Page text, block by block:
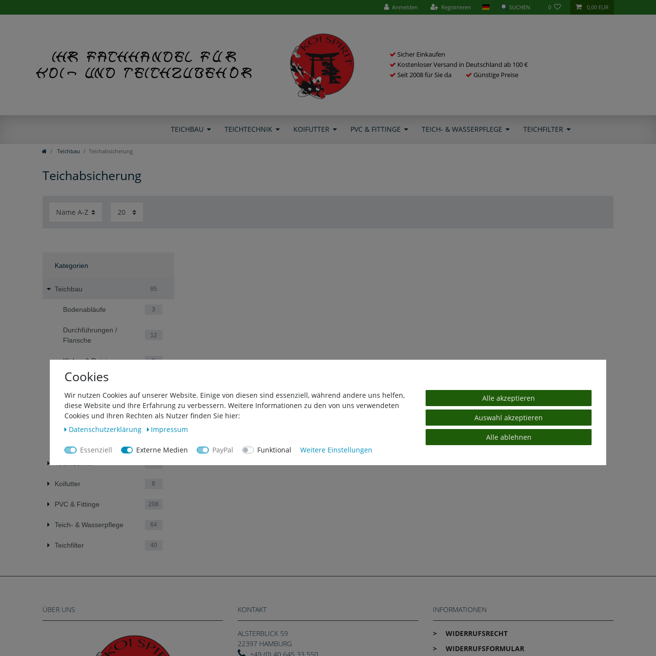
Anmelden Registrieren 0 0,00 EUR
Ihr Fachhandel für
Koi- und Teichzubehör
Sicher Einkaufen
Kostenloser Versand in Deutschland ab 100 €
Seit 2008 für Sie da
Günstige Preise
TEICHBAU TEICHTECHNIK KOIFUTTER PVC & FITTINGE TEICH- & WASSERPFLEGE TEICHFILTER
Teichbau Teichabsicherung
Teichabsicherung
Kategorien
Teichbau 85
Bodenabläufe 3
Durchführungen /
Flansche
12
Kleber & Reiniger 8
Pflanzeninseln
Schläuche & Zubehör 39
Koifutter 8
PVC & Fittinge 208
Teich- & Wasserpflege 64
Teichfilter 40
ÜBER UNS KONTAKT
ALSTERBLICK 59
22397 HAMBURG
INFORMATIONEN
WIDERRUFS­RECHT
WIDERRUFS­FORMULAR
Cookies
Wir nutzen Cookies auf unserer Website. Einige von diesen sind essenziell, während andere uns helfen,
diese Website und Ihre Erfahrung zu verbessern. Weitere Informationen zu den von uns verwendeten
Cookies und Ihren Rechten als Nutzer finden Sie hier:
Daten­schutz­erklärung
Impressum
Essenziell Externe Medien PayPal Funktional Weitere Einstellungen
Alle akzeptieren
Auswahl akzeptieren
Alle ablehnen